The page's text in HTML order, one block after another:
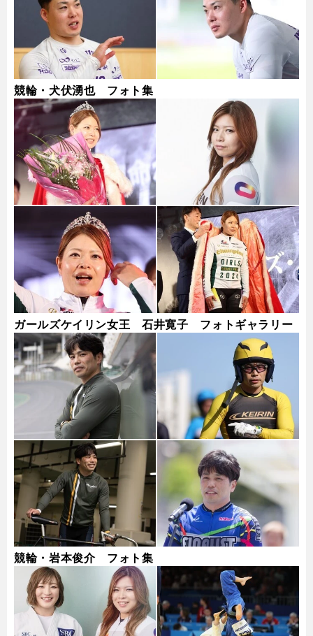
競輪・犬伏湧也 フォト集
ガールズケイリン女王 石井寛子 フォトギャラリー
競輪・岩本俊介 フォト集